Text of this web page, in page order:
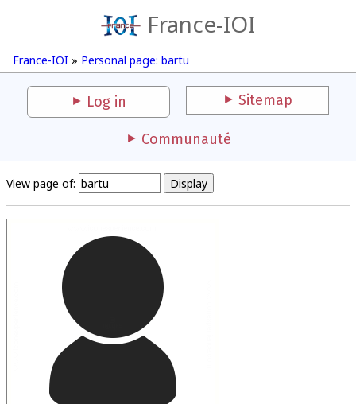
France-IOI
France-IOI » Personal page: bartu
Log in Sitemap
Communauté
View page of: